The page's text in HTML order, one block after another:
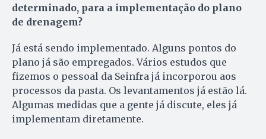
determinado, para a implementação do plano
de drenagem?
Já está sendo implementado. Alguns pontos do
plano já são empregados. Vários estudos que
fizemos o pessoal da Seinfra já incorporou aos
processos da pasta. Os levantamentos já estão lá.
Algumas medidas que a gente já discute, eles já
implementam diretamente.